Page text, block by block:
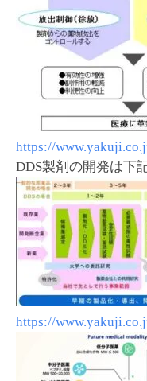
https://
DDS製剤の開発は下
https://